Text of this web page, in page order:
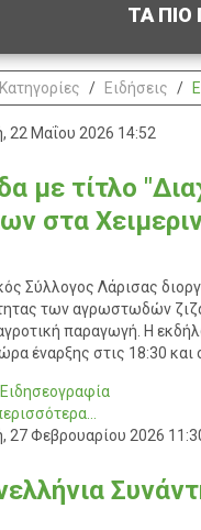
ΤΑ
Κατηγορίες Ειδήσεις
22 Μαΐου 2026 14:52
με τίτλο
στα
Σύλλογος Λάρισας
των αγρωστωδών
παραγωγή. Η
έναρξης στις 18:30
Ειδησεογραφία
27 Φεβρουαρίου 2026